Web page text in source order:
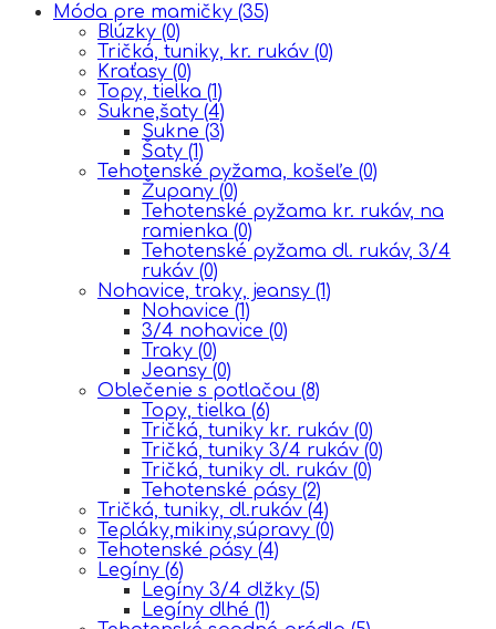
Móda pre mamičky (35)
Blúzky (0)
Tričká, tuniky, kr. rukáv (0)
Kraťasy (0)
Topy, tielka (1)
Sukne,šaty (4)
Sukne (3)
Šaty (1)
Tehotenské pyžama, košeľe (0)
Župany (0)
Tehotenské pyžama kr. rukáv, na
ramienka (0)
Tehotenské pyžama dl. rukáv, 3/4
rukáv (0)
Nohavice, traky, jeansy (1)
Nohavice (1)
3/4 nohavice (0)
Traky (0)
Jeansy (0)
Oblečenie s potlačou (8)
Topy, tielka (6)
Tričká, tuniky kr. rukáv (0)
Tričká, tuniky 3/4 rukáv (0)
Tričká, tuniky dl. rukáv (0)
Tehotenské pásy (2)
Tričká, tuniky, dl.rukáv (4)
Tepláky,mikiny,súpravy (0)
Tehotenské pásy (4)
Legíny (6)
Legíny 3/4 dlžky (5)
Legíny dlhé (1)